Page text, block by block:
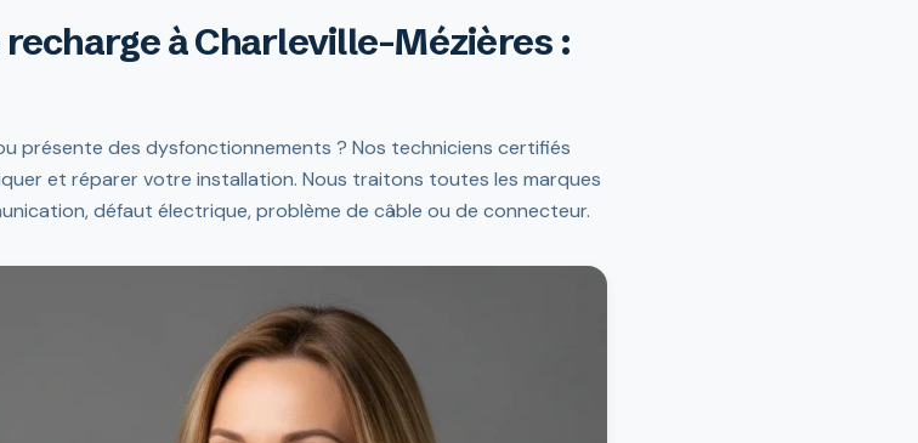
à Charleville-Mézières :
présente des dysfonctionnements ? Nos techniciens certifiés
et réparer votre installation. Nous traitons toutes les marques
défaut électrique, problème de câble ou de connecteur.